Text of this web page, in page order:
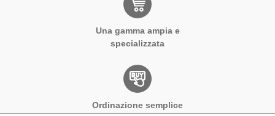
Una gamma ampia e
specializzata
Ordinazione semplice